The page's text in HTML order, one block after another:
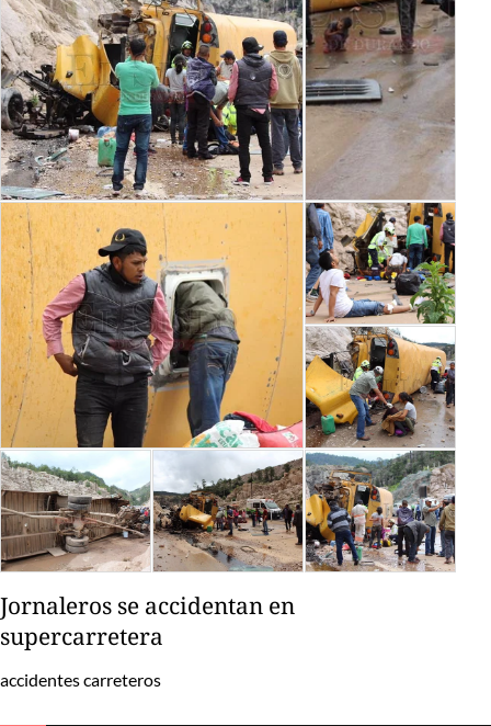
Jornaleros se accidentan en
supercarretera
accidentes carreteros